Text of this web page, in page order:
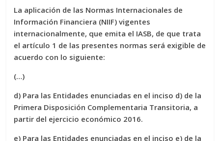
La aplicación de las Normas Internacionales de
Información Financiera (NIIF) vigentes
internacionalmente, que emita el IASB, de que trata
el artículo 1 de las presentes normas será exigible de
acuerdo con lo siguiente:
(…)
d) Para las Entidades enunciadas en el inciso d) de la
Primera Disposición Complementaria Transitoria, a
partir del ejercicio económico 2016.
e) Para las Entidades enunciadas en el inciso e) de la